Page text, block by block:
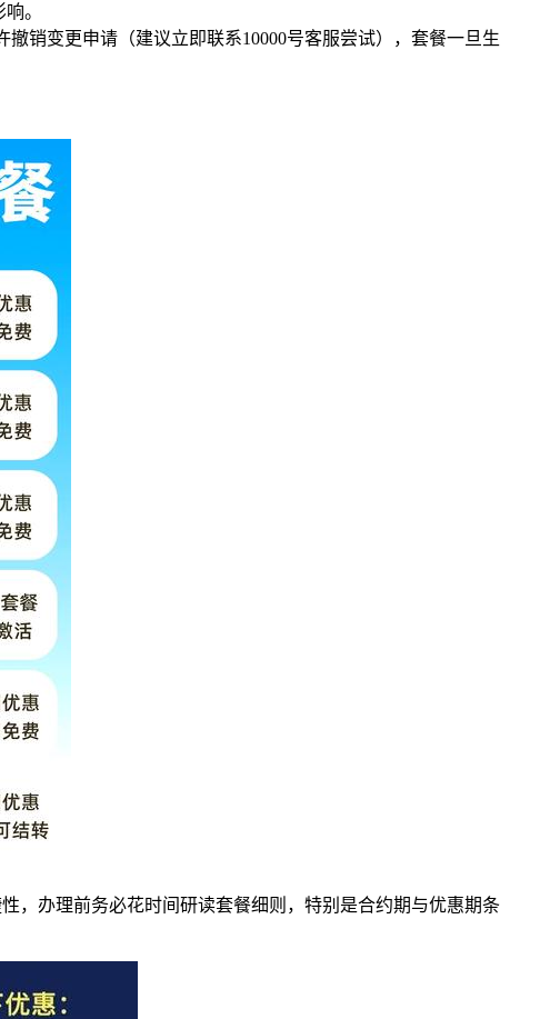
。
销变更申请（建议立即联系10000号客服尝试），套餐一旦生
，办理前务必花时间研读套餐细则，特别是合约期与优惠期条